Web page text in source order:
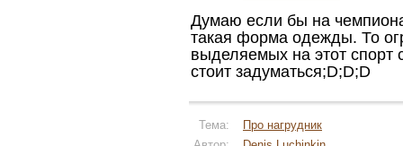
Думаю если бы на
такая форма одежды. То
выделяемых на этот
стоит задуматься;D;D;D
Тема:
Про нагрудник